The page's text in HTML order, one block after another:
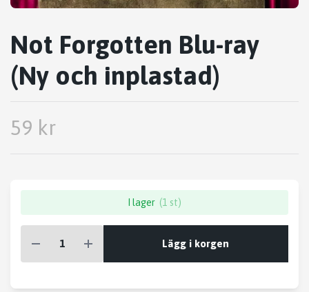
Not Forgotten Blu-ray
(Ny och inplastad)
59 kr
I lager (1 st)
Lägg i korgen